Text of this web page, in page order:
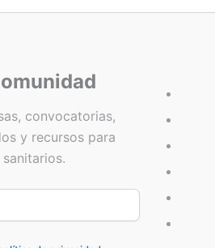
convocatorias,
y recursos para